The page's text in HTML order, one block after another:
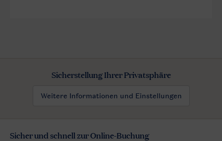
Sicherstellung Ihrer Privatsphäre
Weitere Informationen und Einstellungen
Sicher und schnell zur Online-Buchung